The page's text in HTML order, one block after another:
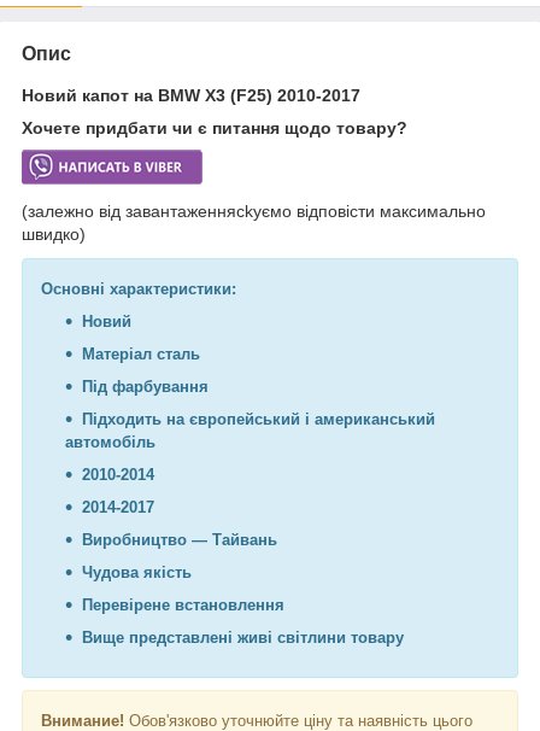
Опис
Новий капот на BMW X3 (F25) 2010-2017
Хочете придбати чи є питання щодо товару?
(залежно від завантаженняckуємо відповісти максимально
швидко)
Основні характеристики:
Новий
Матеріал сталь
Під фарбування
Підходить на європейський і американський
автомобіль
2010-2014
2014-2017
Виробництво — Тайвань
Чудова якість
Перевірене встановлення
Вище представлені живі світлини товару
Внимание! Обов'язково уточнюйте ціну та наявність цього